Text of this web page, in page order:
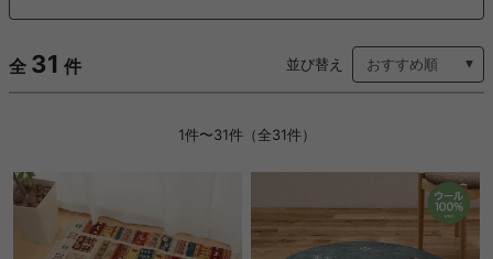
全 31 件 並び替え
1件〜31件（全31件）